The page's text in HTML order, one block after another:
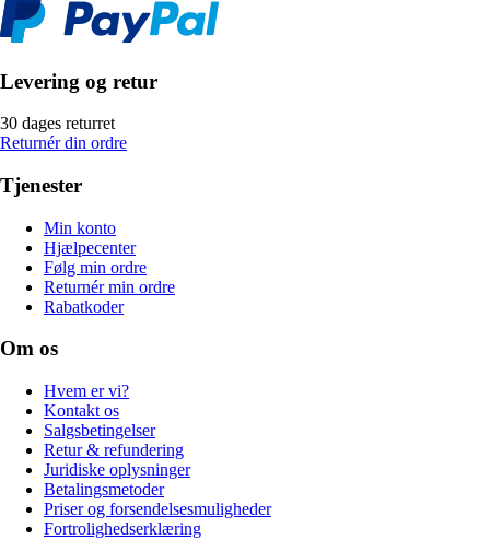
Levering og retur
30 dages returret
Returnér din ordre
Tjenester
Min konto
Hjælpecenter
Følg min ordre
Returnér min ordre
Rabatkoder
Om os
Hvem er vi?
Kontakt os
Salgsbetingelser
Retur & refundering
Juridiske oplysninger
Betalingsmetoder
Priser og forsendelsesmuligheder
Fortrolighedserklæring